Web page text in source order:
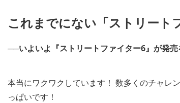
これまでにない「ストリー
──いよいよ『ストリートファイター6』が発
本当にワクワクしています！ 数多くのチャレ
っぱいです！